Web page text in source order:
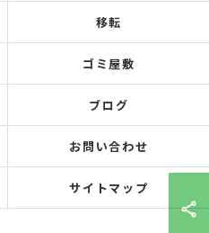
移転
ゴミ屋敷
ブログ
お問い合わせ
サイトマップ